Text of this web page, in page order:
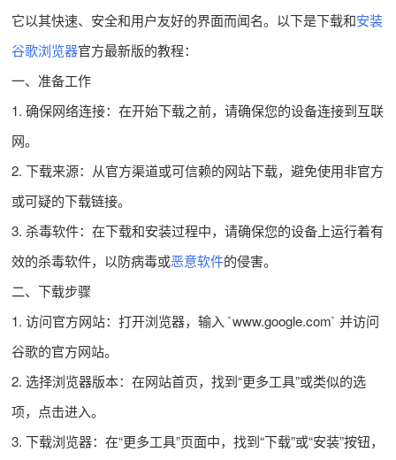
它以其快速、安全和用户友好的界面而闻名。以下是下载和安装
谷歌浏览器官方最新版的教程：
一、准备工作
1. 确保网络连接：在开始下载之前，请确保您的设备连接到互联
网。
2. 下载来源：从官方渠道或可信赖的网站下载，避免使用非官方
或可疑的下载链接。
3. 杀毒软件：在下载和安装过程中，请确保您的设备上运行着有
效的杀毒软件，以防病毒或恶意软件的侵害。
二、下载步骤
1. 访问官方网站：打开浏览器，输入 `www.google.com` 并访问
谷歌的官方网站。
2. 选择浏览器版本：在网站首页，找到“更多工具”或类似的选
项，点击进入。
3. 下载浏览器：在“更多工具”页面中，找到“下载”或“安装”按钮，